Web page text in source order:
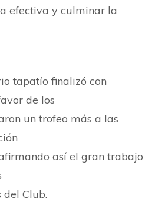
efectiva y culminar la
tapatío finalizó con
de los
un trofeo más a las
así el gran trabajo
del Club.